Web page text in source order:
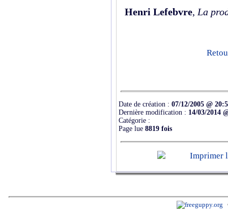
Henri Lefebvre, La
Date de création : 07/12/2005 @
Dernière modification : 14/03/2014
Catégorie :
Page lue 8819 fois